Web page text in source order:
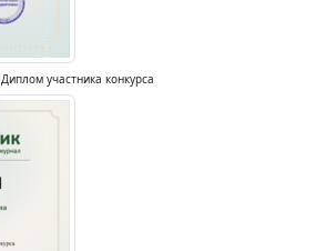
Диплом участника конкурса